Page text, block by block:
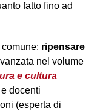
fatto fino ad
ripensare
nel volume
e cultura
docenti
(esperta di